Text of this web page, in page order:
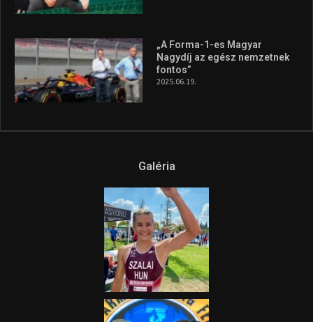
„A Forma-1-es Magyar
Nagydíj az egész nemzetnek
fontos”
2025.06.19.
Galéria